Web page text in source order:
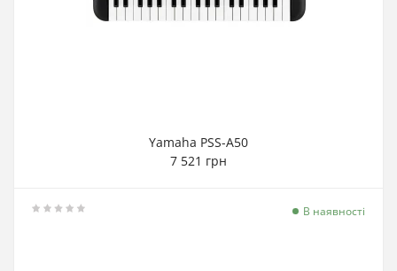
Yamaha PSS-A50
7 521 грн
В наявності